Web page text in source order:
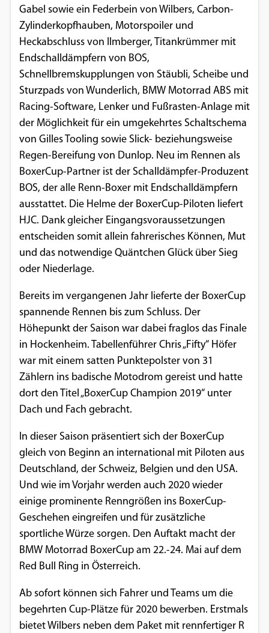
Gabel sowie ein Federbein von Wilbers, Carbon-
Zylinderkopfhauben, Motorspoiler und
Heckabschluss von Ilmberger, Titankrümmer mit
Endschalldämpfern von BOS,
Schnellbremskupplungen von Stäubli, Scheibe und
Sturzpads von Wunderlich, BMW Motorrad ABS mit
Racing-Software, Lenker und Fußrasten-Anlage mit
der Möglichkeit für ein umgekehrtes Schaltschema
von Gilles Tooling sowie Slick- beziehungsweise
Regen-Bereifung von Dunlop. Neu im Rennen als
BoxerCup-Partner ist der Schalldämpfer-Produzent
BOS, der alle Renn-Boxer mit Endschalldämpfern
ausstattet. Die Helme der BoxerCup-Piloten liefert
HJC. Dank gleicher Eingangsvoraussetzungen
entscheiden somit allein fahrerisches Können, Mut
und das notwendige Quäntchen Glück über Sieg
oder Niederlage.
Bereits im vergangenen Jahr lieferte der BoxerCup
spannende Rennen bis zum Schluss. Der
Höhepunkt der Saison war dabei fraglos das Finale
in Hockenheim. Tabellenführer Chris „Fifty“ Höfer
war mit einem satten Punktepolster von 31
Zählern ins badische Motodrom gereist und hatte
dort den Titel „BoxerCup Champion 2019“ unter
Dach und Fach gebracht.
In dieser Saison präsentiert sich der BoxerCup
gleich von Beginn an international mit Piloten aus
Deutschland, der Schweiz, Belgien und den USA.
Und wie im Vorjahr werden auch 2020 wieder
einige prominente Renngrößen ins BoxerCup-
Geschehen eingreifen und für zusätzliche
sportliche Würze sorgen. Den Auftakt macht der
BMW Motorrad BoxerCup am 22.-24. Mai auf dem
Red Bull Ring in Österreich.
Ab sofort können sich Fahrer und Teams um die
begehrten Cup-Plätze für 2020 bewerben. Erstmals
bietet Wilbers neben dem Paket mit rennfertiger R
Cookie Laufzeit:
1 Jahr
EXTERNE MEDIEN
Um Inhalte von Videoplattformen und
Social Media Plattformen anzeigen zu
können, werden von diesen externen
Medien Cookies gesetzt.
YouTube
Vimeo
Google Maps
Google